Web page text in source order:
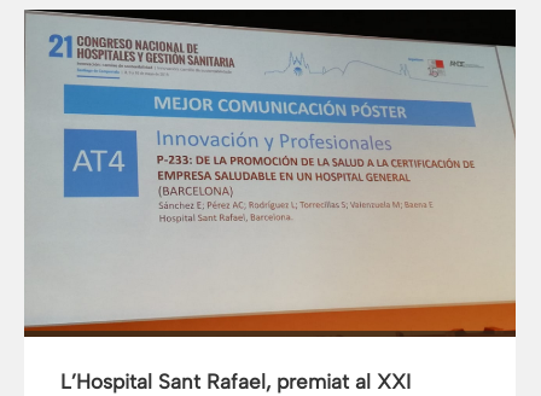
L’Hospital Sant Rafael, premiat al XXI